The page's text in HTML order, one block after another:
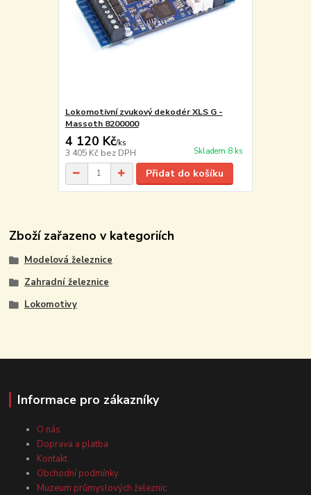
Lokomotivní zvukový dekodér XLS G -
Massoth 8200000
4 120 Kč/ks
3 405 Kč bez DPH Skladem 8 ks
Přidat do košíku
Zboží zařazeno v kategoriích
Modelová železnice
Zahradní železnice
Lokomotivy
Informace pro zákazníky
O nás
Doprava a platba
Kontakt
Obchodní podmínky
Muzeum průmyslových železnic